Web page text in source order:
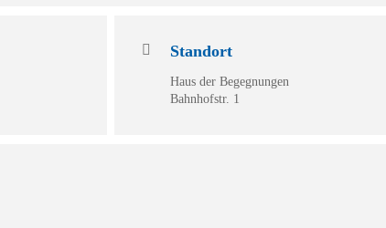
Standort
Haus der Begegnungen
Bahnhofstr. 1